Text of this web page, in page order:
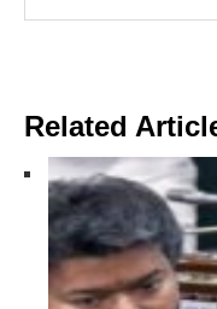
Related